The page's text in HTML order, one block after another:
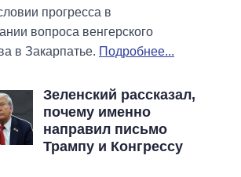
прогресса в
вопроса венгерского
в Закарпатье. Подробнее...
Зеленский рассказал,
почему именно
направил письмо
Трампу и Конгрессу